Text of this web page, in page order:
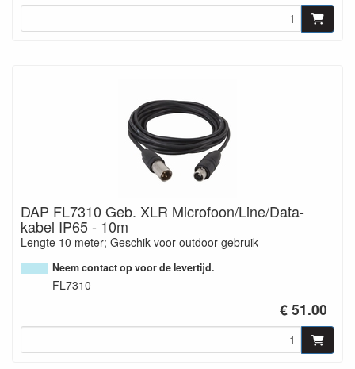
DAP FL7310 Geb. XLR Microfoon/Line/Data-
kabel IP65 - 10m
Lengte 10 meter; Geschik voor outdoor gebruik
Neem contact op voor de levertijd.
FL7310
€ 51.00